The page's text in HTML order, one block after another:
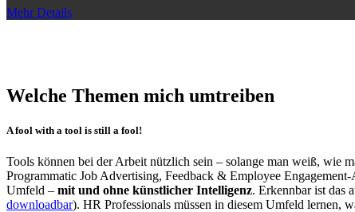
Mehr Details
Welche Themen mich umtreiben
A fool with a tool is still a fool!
Tools können bei der Arbeit nützlich sein – solange man weiß, wie
Programmatic Job Advertising, Feedback & Employee
Umfeld – mit und ohne künstlicher Intelligenz. Erkennbar ist das
downloadbar). HR Professionals müssen in diesem Umfeld lernen,